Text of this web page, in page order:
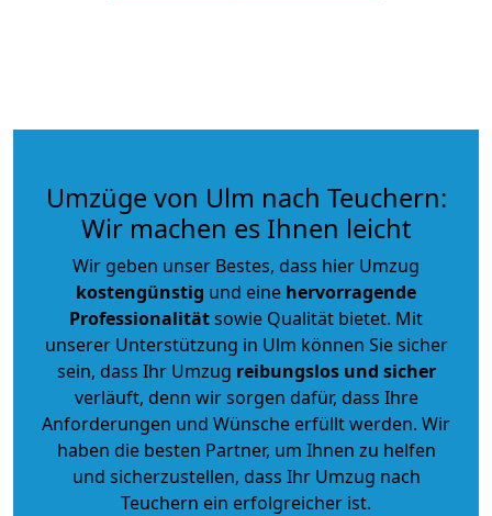
Umzüge von Ulm nach Teuchern:
Wir machen es Ihnen leicht
Wir geben unser Bestes, dass hier Umzug
kostengünstig und eine hervorragende
Professionalitätsowie Qualität bietet. Mit
unserer Unterstützung in Ulm können Sie sicher
sein, dass Ihr Umzug reibungslos und sicher
verläuft, denn wir sorgen dafür, dass Ihre
Anforderungen und Wünsche erfüllt werden. Wir
haben die besten Partner, um Ihnen zu helfen
und sicherzustellen, dass Ihr Umzug nach
Teuchern ein erfolgreicher ist.